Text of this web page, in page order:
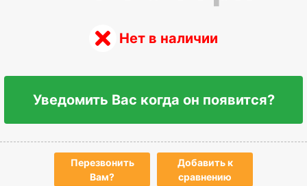
Нет в наличии
Уведомить Вас когда он появится?
Перезвонить
Вам?
Добавить к
сравнению